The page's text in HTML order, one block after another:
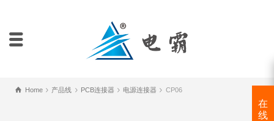
Home 产品线 PCB连接器 电源连接器 CP06
在
线